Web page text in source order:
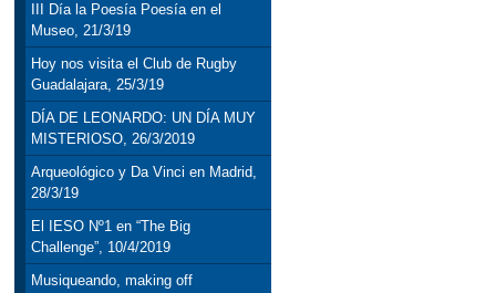
III Día la Poesía Poesía en el
Museo, 21/3/19
Hoy nos visita el Club de Rugby
Guadalajara, 25/3/19
DÍA DE LEONARDO: UN DÍA MUY
MISTERIOSO, 26/3/2019
Arqueológico y Da Vinci en Madrid,
28/3/19
El IESO Nº1 en “The Big
Challenge”, 10/4/2019
Musiqueando, making off